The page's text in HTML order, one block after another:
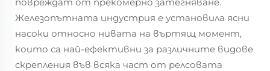
Железопътната индустрия е установила ясни
насоки относно нивата на въртящ момент,
които са най-ефективни за различните видове
скрепления във всяка част от релсовата